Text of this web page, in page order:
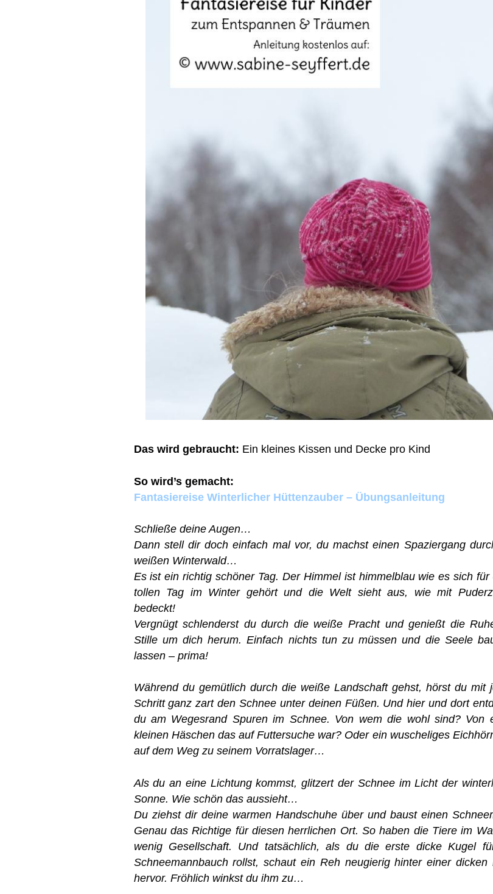
Das wird gebraucht: Ein kleines Kissen und Decke pro Kind
So wird’s gemacht:
Fantasiereise Winterlicher Hüttenzauber – Übungsanleitung
Schließe deine Augen…
Dann stell dir doch einfach mal vor, du machst einen Spaziergang
weißen Winterwald…
Es ist ein richtig schöner Tag. Der Himmel ist himmelblau wie es sich für
tollen Tag im Winter gehört und die Welt sieht aus, wie mit
bedeckt!
Vergnügt schlenderst du durch die weiße Pracht und genießt die
Stille um dich herum. Einfach nichts tun zu müssen und die Seele
lassen – prima!
Während du gemütlich durch die weiße Landschaft gehst, hörst du mit
Schritt ganz zart den Schnee unter deinen Füßen. Und hier und dort
du am Wegesrand Spuren im Schnee. Von wem die wohl sind? Von
kleinen Häschen das auf Futtersuche war? Oder ein wuscheliges
auf dem Weg zu seinem Vorratslager…
Als du an eine Lichtung kommst, glitzert der Schnee im Licht der
Sonne. Wie schön das aussieht…
Du ziehst dir deine warmen Handschuhe über und baust einen
Genau das Richtige für diesen herrlichen Ort. So haben die Tiere im
wenig Gesellschaft. Und tatsächlich, als du die erste dicke Kugel
Schneemannbauch rollst, schaut ein Reh neugierig hinter einer dicken
hervor. Fröhlich winkst du ihm zu…